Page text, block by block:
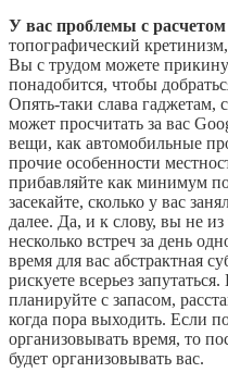
У вас проблемы с
топографический
Вы с трудом можете
понадобится, чтобы
Опять-таки слава гаджетам,
может просчитать за вас
вещи, как автомобильные
прочие особенности
прибавляйте как минимум
засекайте, сколько у вас
далее. Да, и к слову, вы не
несколько встреч за день
время для вас абстрактная
рискуете всерьез
планируйте с запасом,
когда пора выходить. Если
организовывать время, то
будет организовывать вас.